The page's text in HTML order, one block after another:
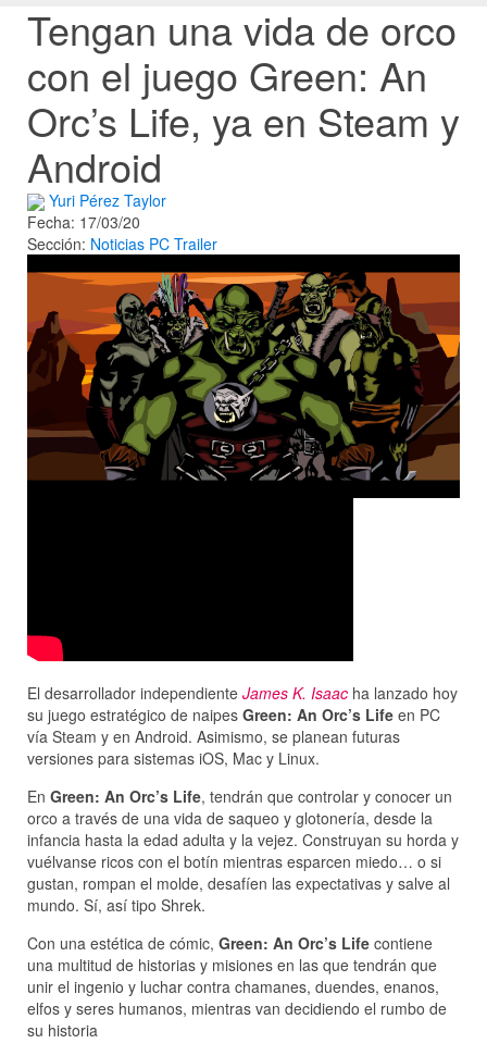
Tengan una vida de orco
con el juego Green: An
Orc’s Life, ya en Steam y
Android
Yuri Pérez Taylor
Fecha: 17/03/20
Sección: Noticias PC Trailer
El desarrollador independiente James K. Isaac ha lanzado hoy
su juego estratégico de naipes Green: An Orc’s Life en PC
vía Steam y en Android. Asimismo, se planean futuras
versiones para sistemas iOS, Mac y Linux.
En Green: An Orc’s Life, tendrán que controlar y conocer un
orco a través de una vida de saqueo y glotonería, desde la
infancia hasta la edad adulta y la vejez. Construyan su horda y
vuélvanse ricos con el botín mientras esparcen miedo… o si
gustan, rompan el molde, desafíen las expectativas y salve al
mundo. Sí, así tipo Shrek.
Con una estética de cómic, Green: An Orc’s Life contiene
una multitud de historias y misiones en las que tendrán que
unir el ingenio y luchar contra chamanes, duendes, enanos,
elfos y seres humanos, mientras van decidiendo el rumbo de
su historia